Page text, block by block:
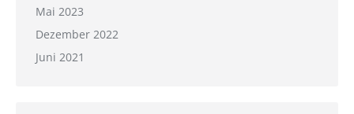
Mai 2023
Dezember 2022
Juni 2021